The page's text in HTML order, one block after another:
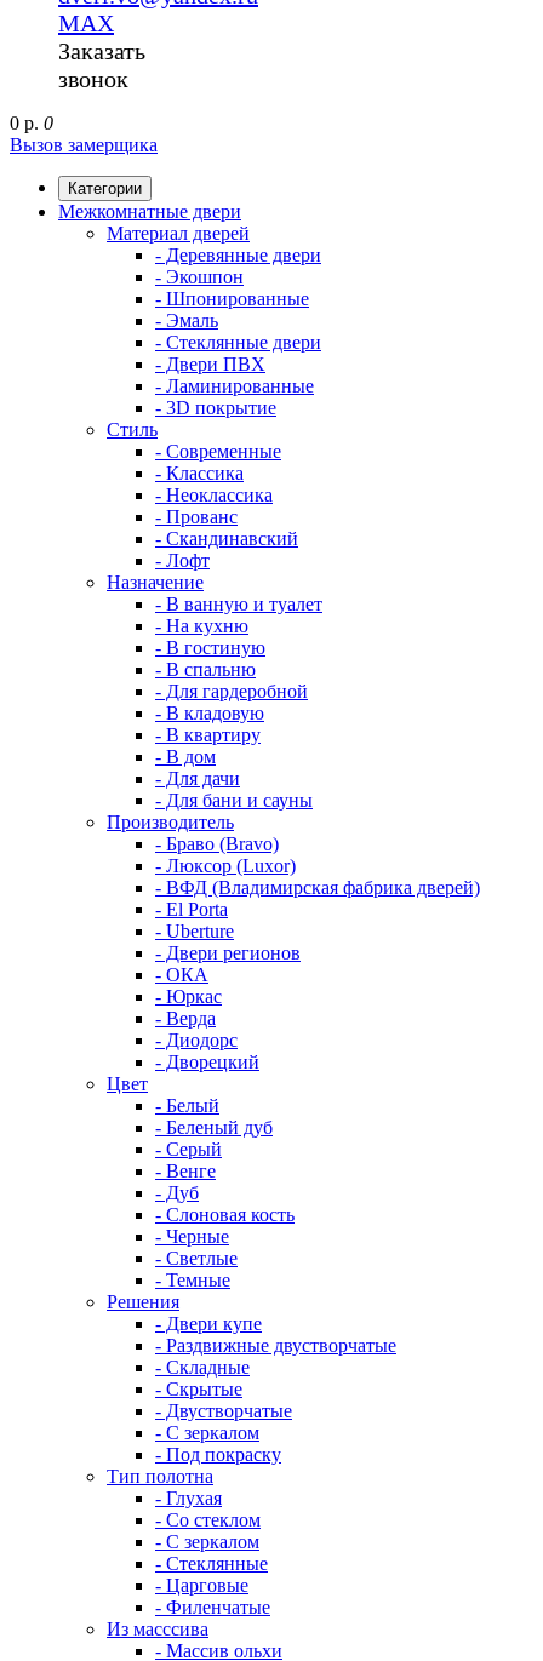
MAX
Заказать
звонок
0 р. 0
Вызов замерщика
Категории
Межкомнатные двери
Материал дверей
- Деревянные двери
- Экошпон
- Шпонированные
- Эмаль
- Стеклянные двери
- Двери ПВХ
- Ламинированные
- 3D покрытие
Стиль
- Современные
- Классика
- Неоклассика
- Прованс
- Скандинавский
- Лофт
Назначение
- В ванную и туалет
- На кухню
- В гостиную
- В спальню
- Для гардеробной
- В кладовую
- В квартиру
- В дом
- Для дачи
- Для бани и сауны
Производитель
- Браво (Bravo)
- Люксор (Luxor)
- ВФД (Владимирская фабрика дверей)
- El Porta
- Uberture
- Двери регионов
- ОКА
- Юркас
- Верда
- Диодорс
- Дворецкий
Цвет
- Белый
- Беленый дуб
- Серый
- Венге
- Дуб
- Слоновая кость
- Черные
- Светлые
- Темные
Решения
- Двери купе
- Раздвижные двустворчатые
- Складные
- Скрытые
- Двустворчатые
- С зеркалом
- Под покраску
Тип полотна
- Глухая
- Со стеклом
- С зеркалом
- Стеклянные
- Царговые
- Филенчатые
Из масссива
- Массив ольхи